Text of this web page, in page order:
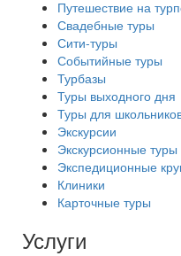
Путешествие на
Свадебные туры
Сити-туры
Событийные туры
Турбазы
Туры выходного дня
Туры для
Экскурсии
Экскурсионные туры
Экспедиционные
Клиники
Карточные туры
Услуги